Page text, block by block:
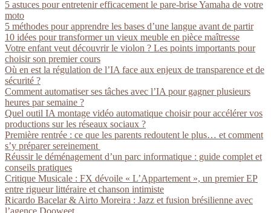
5 astuces pour entretenir efficacement le pare-brise Yamaha de votre
moto
5 méthodes pour apprendre les bases d’une langue avant de partir
10 idées pour transformer un vieux meuble en pièce maîtresse
Votre enfant veut découvrir le violon ? Les points importants pour
choisir son premier cours
Où en est la régulation de l’IA face aux enjeux de transparence et de
sécurité ?
Comment automatiser ses tâches avec l’IA pour gagner plusieurs
heures par semaine ?
Quel outil IA montage vidéo automatique choisir pour accélérer vos
productions sur les réseaux sociaux ?
Première rentrée : ce que les parents redoutent le plus… et comment
s’y préparer sereinement
Réussir le déménagement d’un parc informatique : guide complet et
conseils pratiques
Critique Musicale : FX dévoile « L’Appartement », un premier EP
entre rigueur littéraire et chanson intimiste
Ricardo Bacelar & Airto Moreira : Jazz et fusion brésilienne avec
l’agence Dooweet